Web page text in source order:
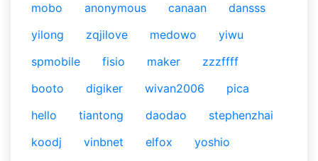
mobo
anonymous canaan
dansss
yilong
zqjilove medowo
yiwu
spmobile
fisio maker
zzzffff
booto
digiker wivan2006
pica
hello
tiantong daodao
stephenzhai
koodj
vinbnet elfox
yoshio